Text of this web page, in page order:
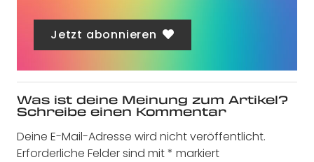
Jetzt abonnieren
Was ist deine Meinung zum Artikel?
Schreibe einen Kommentar
Deine E-Mail-Adresse wird nicht veröffentlicht.
Erforderliche Felder sind mit* markiert